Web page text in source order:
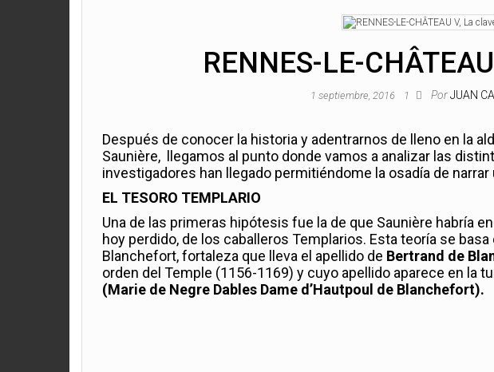
RENNES-LE-
1 septiembre, 2016 1 Por JUAN
Después de conocer la historia y adentrarnos de lleno en la
Saunière, llegamos al punto donde vamos a analizar las
investigadores han llegado permitiéndome la osadía de
EL TESORO TEMPLARIO
Una de las primeras hipótesis fue la de que Saunière habría
hoy perdido, de los caballeros Templarios. Esta teoría se
Blanchefort, fortaleza que lleva el apellido de Bertrand de
orden del Temple (1156-1169) y cuyo apellido aparece en la
(Marie de Negre Dables Dame d’Hautpoul de Blanchefort).